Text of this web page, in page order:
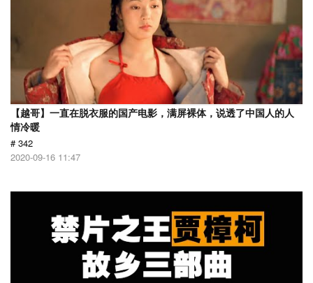
【越哥】一直在脱衣服的国产电影，满屏裸体，说透了中国人的人
情冷暖
# 342
2020-09-16 11:47